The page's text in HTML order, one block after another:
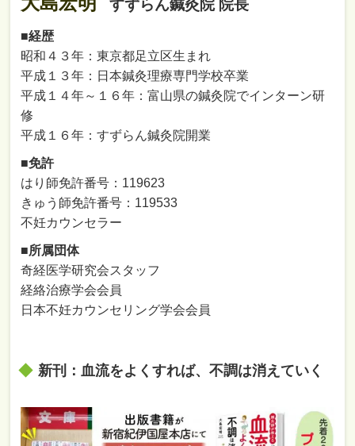
すずらん鍼灸院 院長
■経歴
昭和４３年：東京都足立区生まれ
平成１３年：日本鍼灸理療専門学校卒業
平成１４年～１６年：富山県の鍼灸院でインターン研
修
平成１６年：すずらん鍼灸院開業
■免許
はり師免許番号：119623
きゅう師免許番号：119533
不妊カウンセラー
■所属団体
奇経医学研究会スタッフ
経絡治療学会会員
日本不妊カウンセリング学会会員
新刊：血流をよくすれば、不調は消えていく